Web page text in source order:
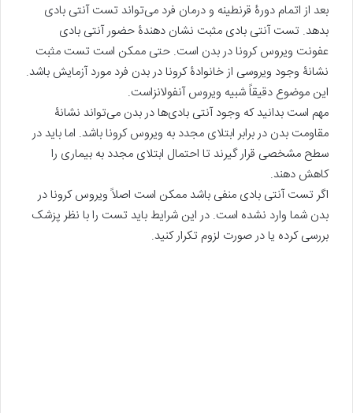
بعد از اتمام دورۀ قرنطینه و درمان فرد می‌تواند تست آنتی بادی
بدهد. تست آنتی بادی مثبت نشان دهندۀ حضور آنتی بادی
عفونت ویروس کرونا در بدن است. حتی ممکن است تست مثبت
نشانۀ وجود ویروسی از خانوادۀ کرونا در بدن فرد مورد آزمایش باشد.
این موضوع دقیقاً شبیه ویروس آنفولانزاست.
مهم است بدانید که وجود آنتی بادی‌ها در بدن می‌تواند نشانۀ
مقاومت بدن در برابر ابتلای مجدد به ویروس کرونا باشد. اما باید در
سطح مشخصی قرار گیرند تا احتمال ابتلای مجدد به بیماری را
کاهش دهند.
اگر تست آنتی بادی منفی باشد ممکن است اصلاً ویروس کرونا در
بدن شما وارد نشده است. در این شرایط باید تست را با نظر پزشک
بررسی کرده یا در صورت لزوم تکرار کنید.